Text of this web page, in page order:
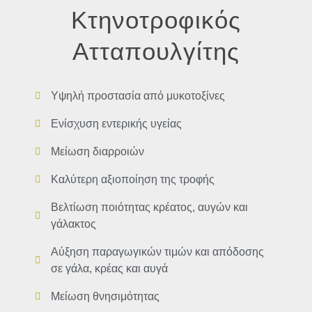
Κτηνοτροφικός
Ατταπουλγίτης
Υψηλή προστασία από μυκοτοξίνες
Ενίσχυση εντερικής υγείας
Μείωση διαρροιών
Καλύτερη αξιοποίηση της τροφής
Βελτίωση ποιότητας κρέατος, αυγών και
γάλακτος
Αύξηση παραγωγικών τιμών και απόδοσης
σε γάλα, κρέας και αυγά
Μείωση θνησιμότητας